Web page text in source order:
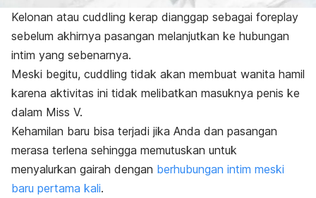
Kelonan atau cuddling kerap dianggap sebagai foreplay
sebelum akhirnya pasangan melanjutkan ke hubungan
intim yang sebenarnya.
Meski begitu, cuddling tidak akan membuat wanita hamil
karena aktivitas ini tidak melibatkan masuknya penis ke
dalam Miss V.
Kehamilan baru bisa terjadi jika Anda dan pasangan
merasa terlena sehingga memutuskan untuk
menyalurkan gairah dengan berhubungan intim meski
baru pertama kali.